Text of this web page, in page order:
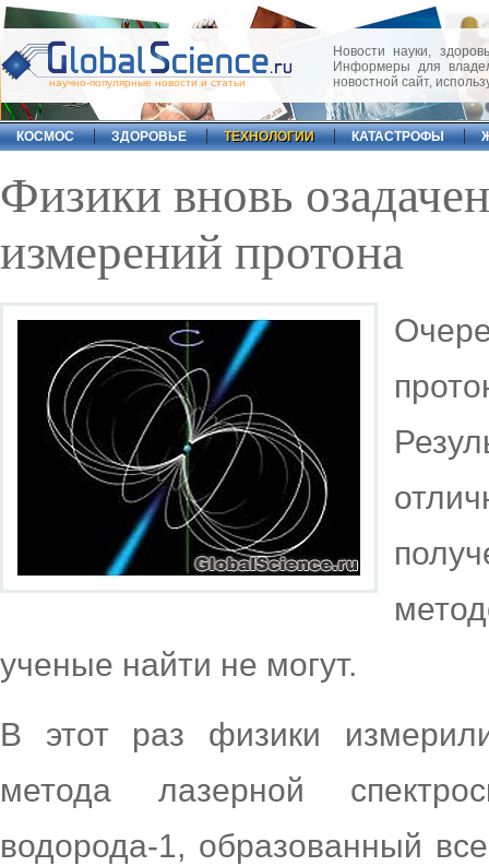
научно-популярные новости и статьи
Новости науки,
Информеры для
новостной сайт,
КОСМОС ЗДОРОВЬЕ ТЕХНОЛОГИИ КАТАСТРОФЫ
Физики вновь
измерений протона
ученые найти не могут.
В этот раз физики
метода лазерной
водорода-1, образованный